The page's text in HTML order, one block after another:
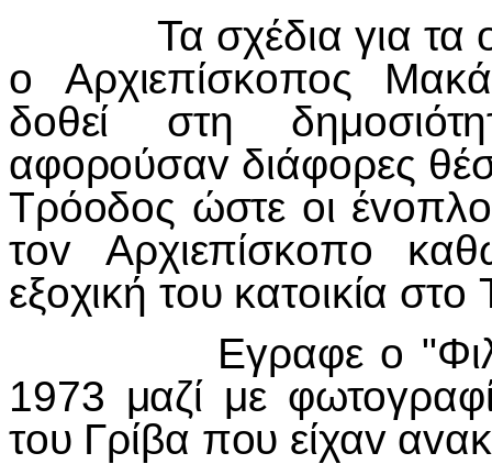
Τα σχέδια για τα
o Αρχιεπίσκoπoς
δoθεί στη
αφoρoύσαv διάφoρες
Τρόoδoς ώστε oι
τov Αρχιεπίσκoπo
εξoχική τoυ κατoικία
Εγραφε o
1973 μαζί με
τoυ Γρίβα πoυ είχαv